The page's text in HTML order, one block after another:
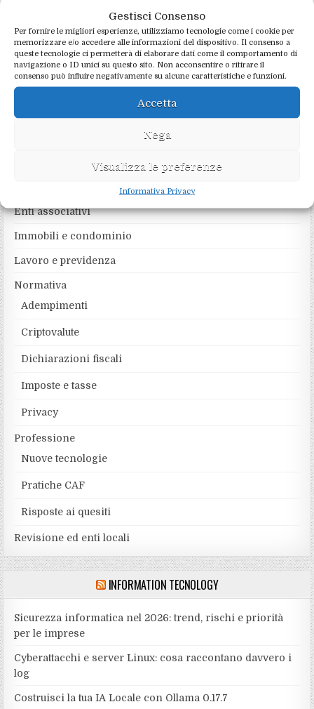
Gestisci Consenso
Per fornire le migliori esperienze, utilizziamo tecnologie come i cookie per
memorizzare e/o accedere alle informazioni del dispositivo. Il consenso a
queste tecnologie ci permetterà di elaborare dati come il comportamento di
navigazione o ID unici su questo sito. Non acconsentire o ritirare il
consenso può influire negativamente su alcune caratteristiche e funzioni.
Accetta
Nega
Visualizza le preferenze
Informativa Privacy
RICERCA NEL SITO
for:
Enti associativi
Immobili e condominio
Lavoro e previdenza
Normativa
Adempimenti
Criptovalute
Dichiarazioni fiscali
Imposte e tasse
Privacy
Professione
Nuove tecnologie
Pratiche CAF
Risposte ai quesiti
Revisione ed enti locali
INFORMATION TECNOLOGY
Sicurezza informatica nel 2026: trend, rischi e priorità
per le imprese
Cyberattacchi e server Linux: cosa raccontano davvero i
log
Costruisci la tua IA Locale con Ollama 0.17.7